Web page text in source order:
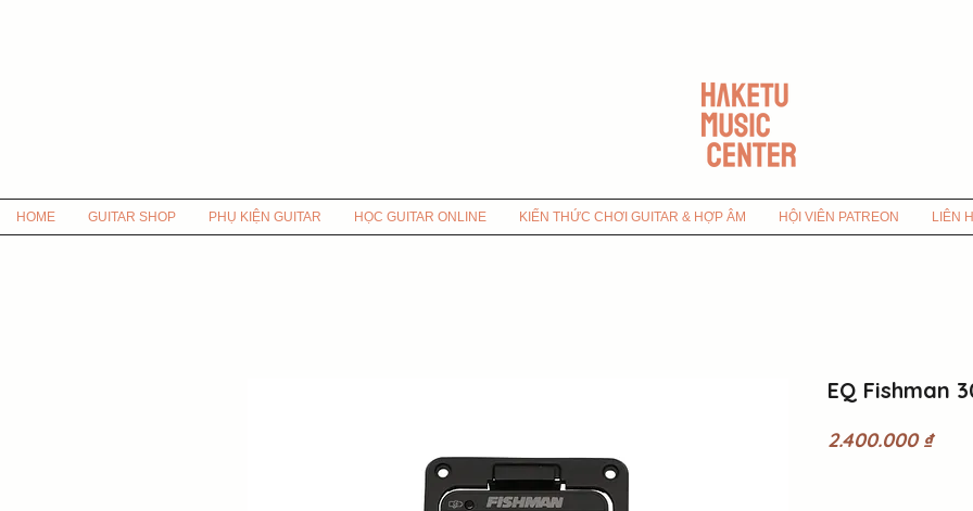
HOME GUITAR SHOP PHỤ KIỆN GUITAR HỌC GUITAR ONLINE KIẾN THỨC CHƠI GUITAR & HỢP ÂM HỘI VIÊN PATREON LIÊN
EQ Fishman
2.400.000 ₫Giá